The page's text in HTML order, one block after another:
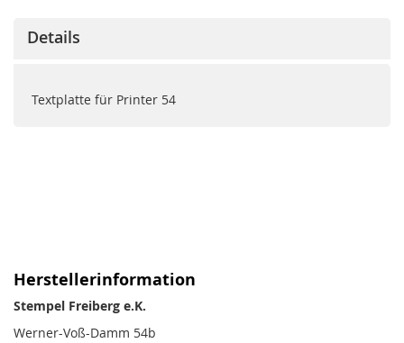
Details
Textplatte für Printer 54
Herstellerinformation
Stempel Freiberg e.K.
Werner-Voß-Damm 54b